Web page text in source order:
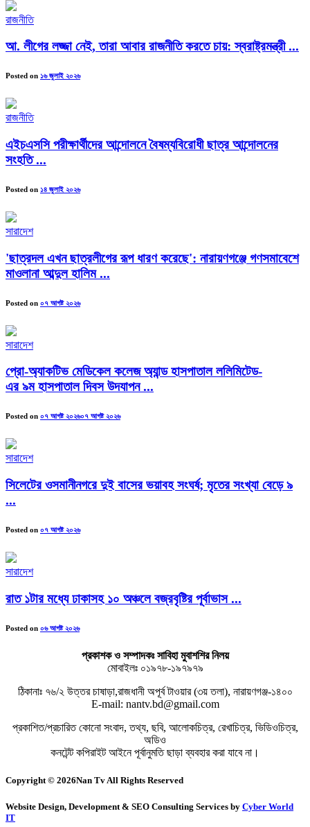
রাজনীতি
আ. লীগের লজ্জা নেই, তারা আবার রাজনীতি করতে চায়: স্বরাষ্ট্রমন্ত্রী ...
Posted on ১৬ জুলাই ২০২৬
রাজনীতি
এইচএসসি পরীক্ষার্থীদের আন্দোলনে বৈষম্যবিরোধী ছাত্র আন্দোলনের
সংহতি ...
Posted on ১৪ জুলাই ২০২৬
সারাদেশ
'ছাত্রদল এখন ছাত্রলীগের রূপ ধারণ করেছে': নারায়ণগঞ্জে গণসমাবেশে
মাওলানা আব্দুল হালিম ...
Posted on ০৭ আগষ্ট ২০২৬
সারাদেশ
প্রো-অ্যাকটিভ মেডিকেল কলেজ অ্যান্ড হাসপাতাল ললিমিটেড-
এর ৯ম হাসপাতাল দিবস উদযাপন ...
Posted on ০৭ আগষ্ট ২০২৬০৭ আগষ্ট ২০২৬
সারাদেশ
সিলেটের ওসমানীনগরে দুই বাসের ভয়াবহ সংঘর্ষ; মৃতের সংখ্যা বেড়ে ৯
...
Posted on ০৭ আগষ্ট ২০২৬
সারাদেশ
রাত ১টার মধ্যে ঢাকাসহ ১০ অঞ্চলে বজ্রবৃষ্টির পূর্বাভাস ...
Posted on ০৬ আগষ্ট ২০২৬
প্রকাশক ও সম্পাদকঃ সাবিহা মুবাশশির নিলয়
মোবাইলঃ ০১৯৭৮-১৯৭৯৭৯
ঠিকানাঃ ৭৬/২ উত্তর চাষাড়া,রাজধানী অপূর্ব টাওয়ার (৩য় তলা), নারায়ণগঞ্জ-১৪০০
E-mail: nantv.bd@gmail.com
প্রকাশিত/প্রচারিত কোনো সংবাদ, তথ্য, ছবি, আলোকচিত্র, রেখাচিত্র, ভিডিওচিত্র,
অডিও
কনটেন্ট কপিরাইট আইনে পূর্বানুমতি ছাড়া ব্যবহার করা যাবে না।
Copyright © 2026Nan Tv All Rights Reserved
Website Design, Development & SEO Consulting Services by Cyber World
IT